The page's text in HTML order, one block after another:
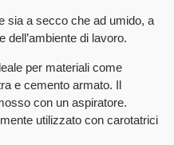
sia a secco che ad umido, a
dell’ambiente di lavoro.
per materiali come
e cemento armato. Il
con un aspiratore.
utilizzato con carotatrici